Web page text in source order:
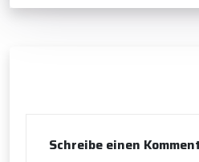
Schreibe einen